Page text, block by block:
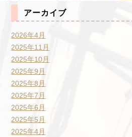
アーカイブ
2026年4月
2025年11月
2025年10月
2025年9月
2025年8月
2025年7月
2025年6月
2025年5月
2025年4月